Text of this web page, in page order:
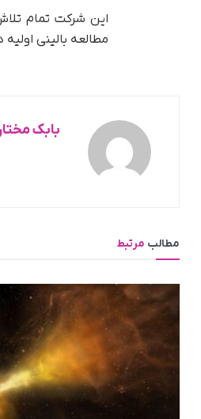
این شرکت تمام
مطالعه بالینی
بابک
مطالب مرتبط